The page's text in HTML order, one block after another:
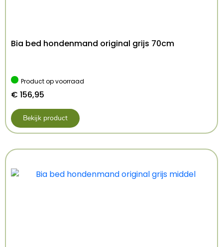
Bia bed hondenmand original grijs 70cm
Product op voorraad
€ 156,95
Bekijk product